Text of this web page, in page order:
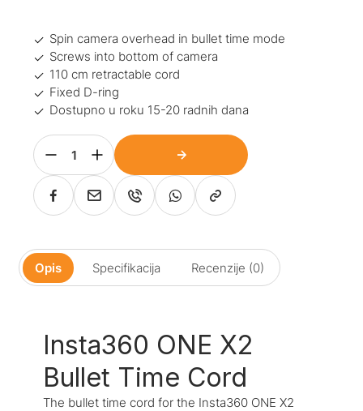
Spin camera overhead in bullet time mode
Screws into bottom of camera
110 cm retractable cord
Fixed D-ring
Dostupno u roku 15-20 radnih dana
Opis Specifikacija Recenzije (0)
Insta360 ONE X2
Bullet Time Cord
The bullet time cord for the Insta360 ONE X2